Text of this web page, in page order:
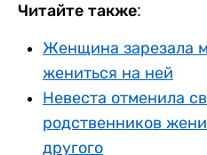
Читайте также:
Женщина зарезала
жениться на ней
Невеста отменила
родственников
другого